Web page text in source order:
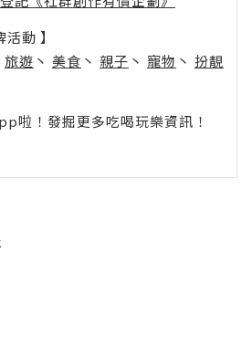
動 】
旅遊 丶 美食 丶 親子 丶 寵物 丶 扮靚
啦！發掘更多吃喝玩樂資訊！